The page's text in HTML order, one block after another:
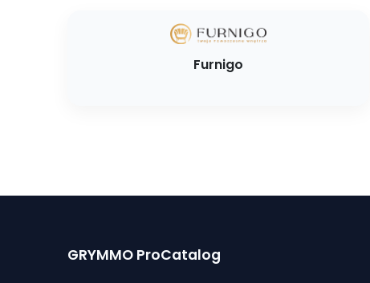
Furnigo
GRYMMO ProCatalog